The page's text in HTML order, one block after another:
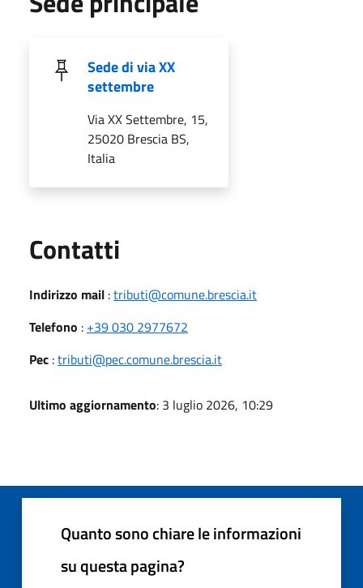
Sede di via XX
settembre
Via XX Settembre, 15,
25020 Brescia BS,
Italia
Contatti
Indirizzo mail :tributi@comune.brescia.it
Telefono : +39 030 2977672
Pec :tributi@pec.comune.brescia.it
Ultimo aggiornamento: 3 luglio 2026, 10:29
Quanto sono chiare le informazioni
su questa pagina?